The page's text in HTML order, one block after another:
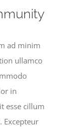
ad minim
ullamco
in
esse cillum
Excepteur